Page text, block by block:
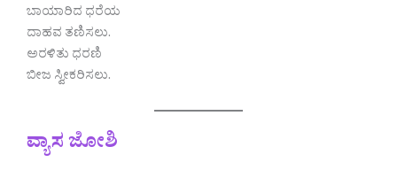
ಬಾಯಾರಿದ ಧರೆಯ
ದಾಹವ ತಣಿಸಲು.
ಅರಳಿತು ಧರಣಿ
ಬೀಜ ಸ್ವೀಕರಿಸಲು.
ವ್ಯಾಸ ಜೋಶಿ